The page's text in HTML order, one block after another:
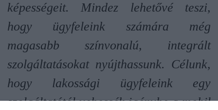
képességeit. Mindez lehetővé teszi,
hogy ügyfeleink számára még
magasabb színvonalú, integrált
szolgáltatásokat nyújthassunk. Célunk,
hogy lakossági ügyfeleink egy
szolgáltatótól vehessék igénybe a mobil